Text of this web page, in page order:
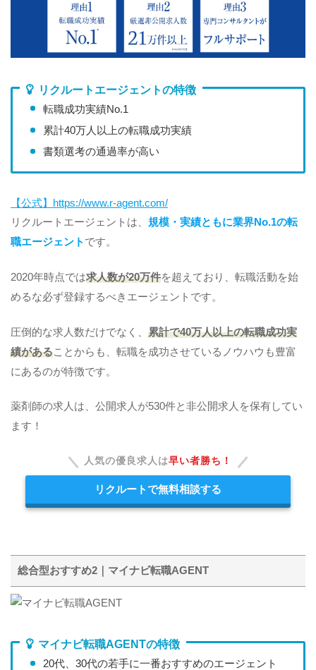
リクルートエージェントの特徴
転職成功実績No.1
累計40万人以上の転職成功実績
書類選考の通過率が高い
【公式】https://www.r-agent.com/
リクルートエージェントは、 規模・実績ともに業界No.1の転
職エージェント です。
2020年時点では求人数が20万件を超えており、転職活動を始
めるな必ず登録するべきエージェントです。
圧倒的な求人数だけでなく、 累計で40万人以上の転職成功実
績があることからも、転職を成功させているノウハウも豊富
にあるのが特徴です。
薬剤師の求人は、公開求人が530件と非公開求人を保有してい
ます！
人気の優良求人は早い者勝ち！
リクルートで無料相談する
総合型おすすめ2｜マイナビ転職AGENT
マイナビ転職AGENTの特徴
20代、30代の若手に一番おすすめのエージェント